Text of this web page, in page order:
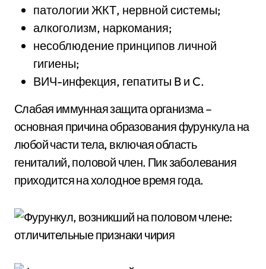
патологии ЖКТ, нервной системы;
алкоголизм, наркомания;
несоблюдение принципов личной
гигиены;
ВИЧ-инфекция, гепатиты B и C.
Слабая иммунная защита организма –
основная причина образования фурункула на
любой части тела, включая область
гениталий, половой член. Пик заболевания
приходится на холодное время года.